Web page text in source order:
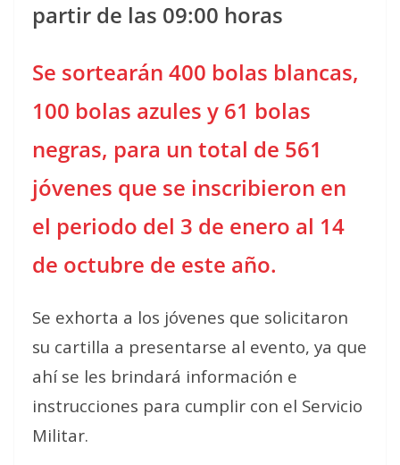
partir de las 09:00 horas
Se sortearán 400 bolas blancas,
100 bolas azules y 61 bolas
negras, para un total de 561
jóvenes que se inscribieron en
el periodo del 3 de enero al 14
de octubre de este año.
Se exhorta a los jóvenes que solicitaron
su cartilla a presentarse al evento, ya que
ahí se les brindará información e
instrucciones para cumplir con el Servicio
Militar.